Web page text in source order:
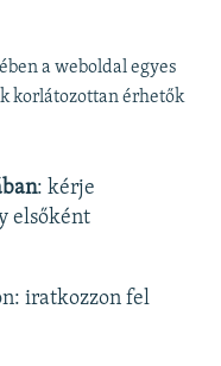
a weboldal egyes
korlátozottan érhetők
: kérje
elsőként
iratkozzon fel